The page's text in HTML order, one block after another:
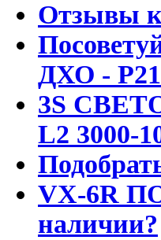
Отзывы
ДХО -
3S
L2 3000-
VX-6R
наличии?